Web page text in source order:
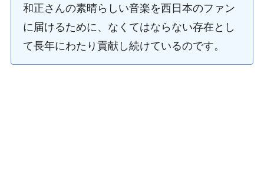
和正さんの素晴らしい音楽を西日本のファン
に届けるために、なくてはならない存在とし
て長年にわたり貢献し続けているのです。